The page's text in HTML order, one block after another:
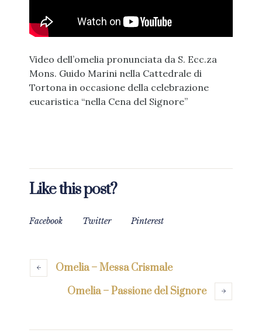
Video dell’omelia pronunciata da S. Ecc.za
Mons. Guido Marini nella Cattedrale di
Tortona in occasione della celebrazione
eucaristica “nella Cena del Signore”
Like this post?
Facebook Twitter Pinterest
Omelia – Messa Crismale
Omelia – Passione del Signore